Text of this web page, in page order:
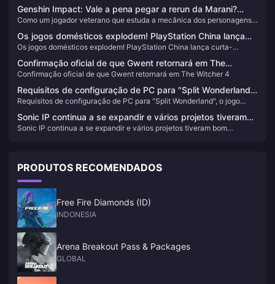
Equipe e Dicas Práticas para Concluir o Perilous Trail
jogadores F2P que querem concluir o Perilous Trail. Usamos
personagens de quatro estrelas como núcleo e contamos com o
mecanismo de reação de Eletro-Carregamento para causar alto dano
— não parece interessante?
Genshin Impact: Vale a pena pegar a rerun da Marani?
Análise aprofundada da Versão 5.8 para te ajudar a decidir
Como um jogador veterano que estuda a mecânica dos personagens
maga Hydro de 5 estrelas, é realmente interessante. Sua mecânica de
surfe e o alto dano de Vaporização se destacam na versão Natlan,
mas se vale a pena pegá-la, isso realmente depende da sua situação
específica. Se você já tem Furina, Xiangling e outros personagens
essenciais para composições de equipe, e precisa de um DPS
principal Hydro, então ela pode ser uma boa opção. Mas para os
jogadores iniciantes, ainda sugiro que considerem personagens mais
versáteis como Neuvillette.
Os jogos domésticos explodem! PlayStation China lança
curta-metragem de 10º aniversário "Helping Chinese
Creations Go Global"
Os jogos domésticos explodem! PlayStation China lança curta-
Confirmação oficial de que Gwent retornará em The
Witcher 4
Confirmação oficial de que Gwent retornará em The Witcher 4
Requisitos de configuração de PC para "Split Wonderland",
o jogo suporta jogo multiplataforma
Requisitos de configuração de PC para "Split Wonderland", o jogo
Sonic IP continua a se expandir e vários projetos tiveram
bom desempenho, mas “Superstar” não atendeu às
Sonic IP continua a se expandir e vários projetos tiveram bom
PRODUTOS RECOMENDADOS
Free Fire Diamonds (ID)
INDONESIA
Arena Breakout Pass & Packages
GLOBAL